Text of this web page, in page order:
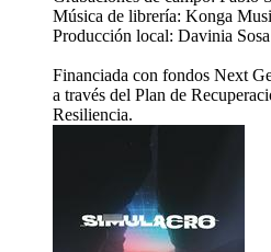
Música de librería: Konga
Producción local: Davinia
Financiada con fondos Next
a través del Plan de
Resiliencia.